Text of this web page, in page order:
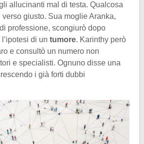
allucinanti mal di testa. Qualcosa
giusto. Sua moglie Aranka,
professione, scongiurò dopo
di un tumore. Karinthy però
e consultò un numero non
e specialisti. Ognuno disse una
i già forti dubbi